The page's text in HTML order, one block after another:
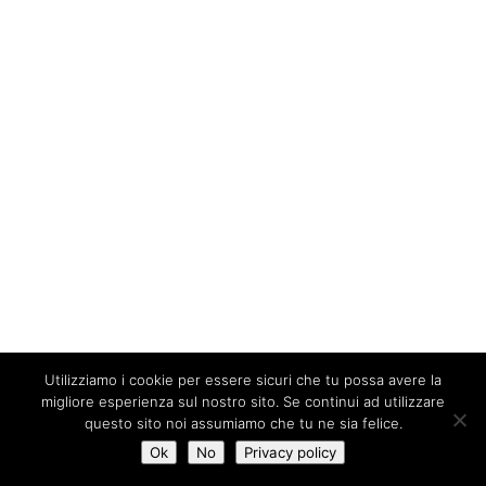
Utilizziamo i cookie per essere sicuri che tu possa avere la
migliore esperienza sul nostro sito. Se continui ad utilizzare
questo sito noi assumiamo che tu ne sia felice.
Ok
No Privacy policy